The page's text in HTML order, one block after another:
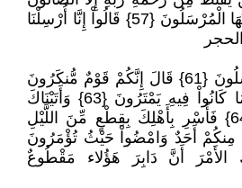
{56} قَالَ فَمَا خَطْبُكُمْ أَيُّهَا الْمُرْسَلُونَ {57} قَالُواْ إِنَّا أُرْسِلْنَا
فَلَمَّا جَاء آلَ لُوطٍ الْمُرْسَلُونَ {61} قَالَ إِنَّكُمْ قَوْمٌ مُّنكَرُونَ
{62} قَالُواْ بَلْ جِئْنَاكَ بِمَا كَانُواْ فِيهِ يَمْتَرُونَ {63} وَأَتَيْنَاكَ
بَالْحَقِّ وَإِنَّا لَصَادِقُونَ {64} فَأَسْرِ بِأَهْلِكَ بِقِطْعٍ مِّنَ اللَّيْلِ
مِنكُمْ أَحَدٌ وَامْضُواْ حَيْثُ تُؤْمَرُونَ
الأَمْرَ أَنَّ دَابِرَ هَؤُلاء مَقْطُوعٌ